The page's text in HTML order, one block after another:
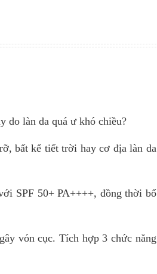
do làn da quá ư khó chiều?
bất kể tiết trời hay cơ địa làn da
SPF 50+ PA++++, đồng thời bổ
vón cục. Tích hợp 3 chức năng